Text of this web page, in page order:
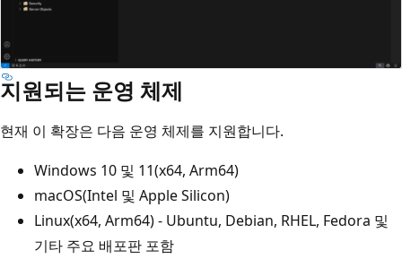
지원되는 운영 체제
현재 이 확장은 다음 운영 체제를 지원합니다.
Windows 10 및 11(x64, Arm64)
macOS(Intel 및 Apple Silicon)
Linux(x64, Arm64) - Ubuntu, Debian, RHEL, Fedora 및
기타 주요 배포판 포함